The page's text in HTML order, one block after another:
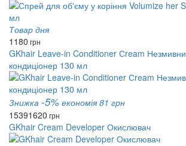
Товар дня
1180 грн
GKhair Leave-in Conditioner Сream
кондиціонер 130 мл
Знижка -5% економія 81 грн
15391620 грн
GKhair Cream Developer Окислювач